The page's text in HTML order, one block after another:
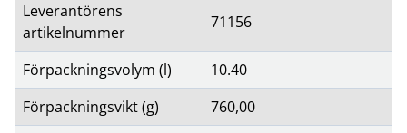
Leverantörens
artikelnummer
71156
Förpackningsvolym (l)
10.40
Förpackningsvikt (g)
760,00